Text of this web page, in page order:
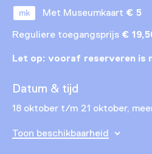
Met Museumkaart € 5
Reguliere toegangsprijs €
Let op: vooraf reserveren is
Datum & tijd
18 oktober t/m 21 oktober,
Toon beschikbaarheid